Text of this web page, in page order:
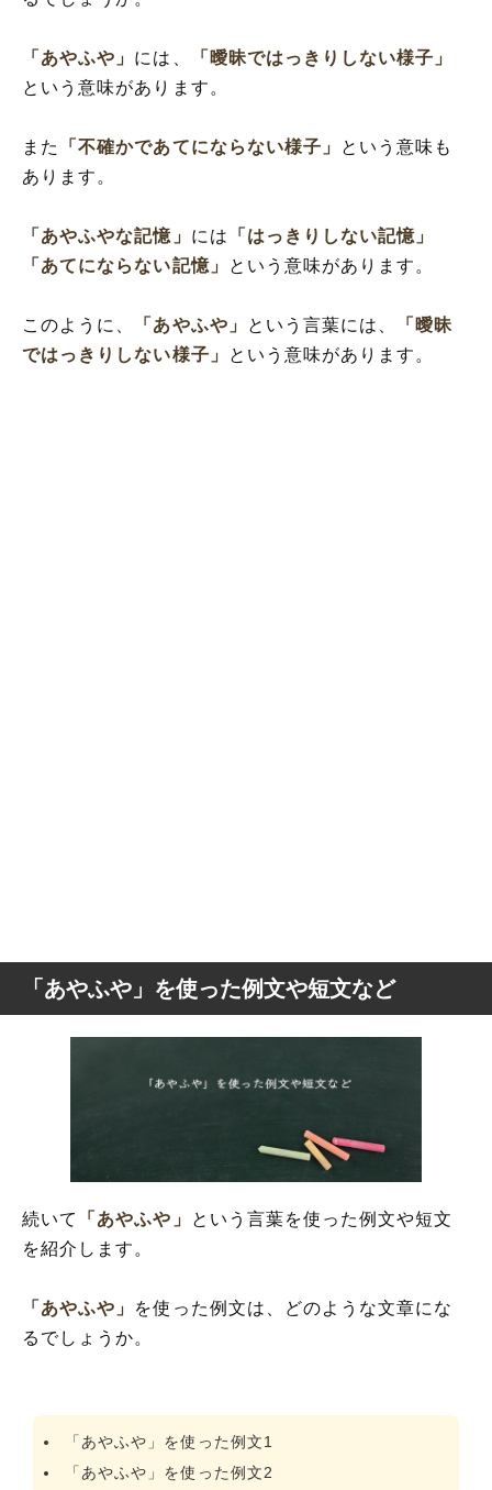
「あやふや」 には、
「曖昧ではっきりしない様子」
という意味があります。
また 「不確かであてにならない様子」
という意味も
あります。
「あやふやな記憶」 には
「はっきりしない記憶」
「あてにならない記憶」
という意味があります。
このように、 「あやふや」 という言葉には、
「曖昧
ではっきりしない様子」
という意味があります。
「あやふや」を使った例文や短文など
続いて 「あやふや」
という言葉を使った例文や短文
を紹介します。
「あやふや」 を使った例文は、どのような文章にな
るでしょうか。
「あやふや」を使った例文1
「あやふや」を使った例文2